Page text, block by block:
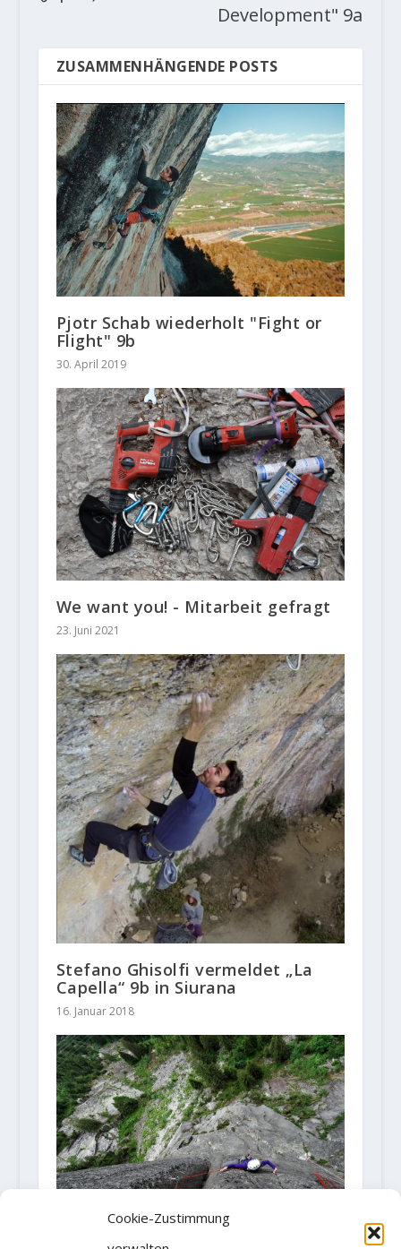
Cookie-Zustimmung
Development" 9a
ZUSAMMENHÄNGENDE POSTS
Pjotr Schab wiederholt "Fight or
Flight" 9b
30. April 2019
We want you! - Mitarbeit gefragt
23. Juni 2021
Stefano Ghisolfi vermeldet „La
Capella“ 9b in Siurana
16. Januar 2018